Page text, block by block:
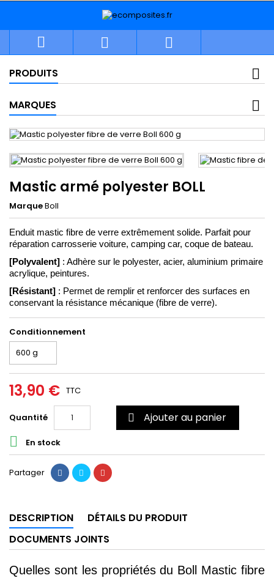
  
PRODUITS
MARQUES
Mastic armé polyester BOLL
MarqueBoll
Enduit mastic fibre de verre extrêmement solide. Parfait pour
réparation carrosserie voiture, camping car, coque de bateau.
[Polyvalent] : Adhère sur le polyester, acier, aluminium primaire
acrylique, peintures.
[Résistant] : Permet de remplir et renforcer des surfaces en
conservant la résistance mécanique (fibre de verre).
Conditionnement
13,90 € TTC
Quantité  Ajouter au panier
 En stock
Partager
DESCRIPTION
DÉTAILS DU PRODUIT
DOCUMENTS JOINTS
Quelles sont les propriétés du Boll Mastic fibre